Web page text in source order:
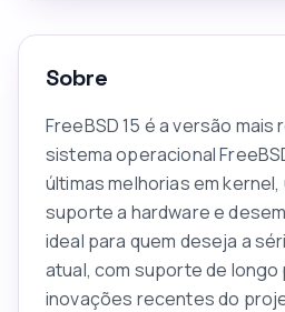
Sobre
FreeBSD 15 é a versão
sistema operacional
últimas melhorias em kernel,
suporte a hardware e
ideal para quem deseja a
atual, com suporte de longo
inovações recentes do